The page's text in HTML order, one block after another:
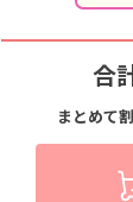
合
まとめて